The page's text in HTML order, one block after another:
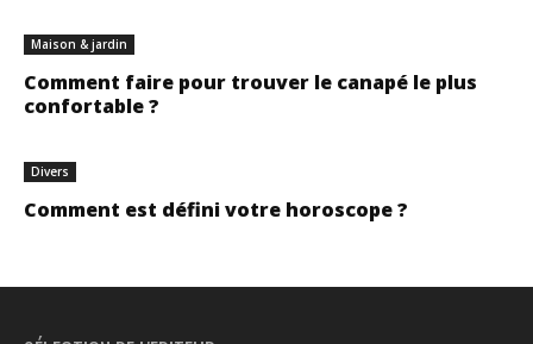
Maison & jardin
Comment faire pour trouver le canapé le plus
confortable ?
Divers
Comment est défini votre horoscope ?